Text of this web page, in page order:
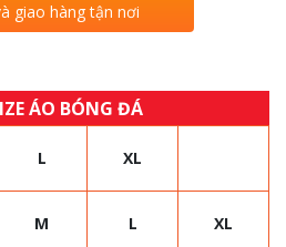
giao hàng tận nơi
ÁO BÓNG ĐÁ
L XL
M L XL